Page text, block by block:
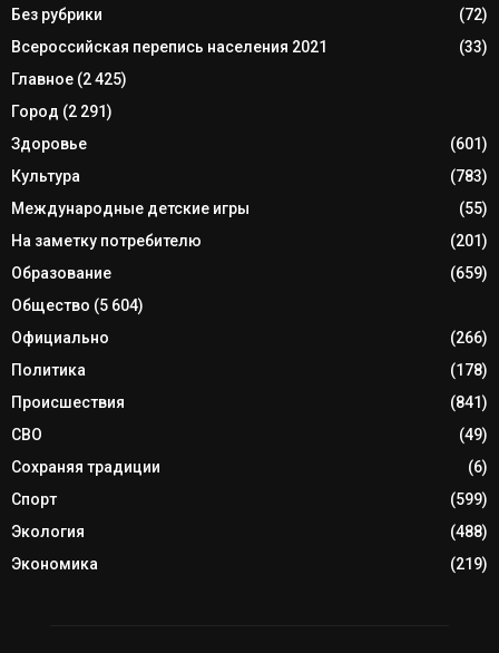
Без рубрики
(72)
Всероссийская перепись населения 2021
(33)
Главное (2 425)
Город (2 291)
Здоровье
(601)
Культура
(783)
Международные детские игры
(55)
На заметку потребителю
(201)
Образование
(659)
Общество (5 604)
Официально
(266)
Политика
(178)
Происшествия
(841)
СВО
(49)
Сохраняя традиции
(6)
Спорт
(599)
Экология
(488)
Экономика
(219)